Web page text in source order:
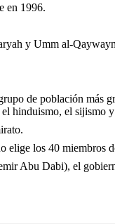
en 1996.
y Umm al-
de población más
hinduismo, el sijismo
los 40 miembros
Abu Dabi), el